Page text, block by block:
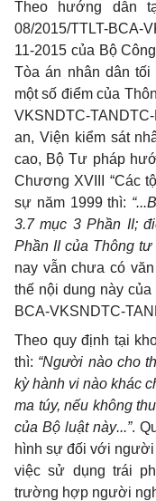
Theo hướng dẫn
08/2015/TTLT-
11-2015 của Bộ
Tòa án nhân dân
một số điểm của
VKSNDTC-
an, Viện kiểm sát
cao, Bộ Tư pháp
Chương XVIII “Các
sự năm 1999 thì:
3.7 mục 3 Phần II;
Phần II của Thông tư
nay vẫn chưa có
thế nội dung này
BCA-VKSNDTC-
Theo quy định tại
thì: “Người nào cho
kỳ hành vi nào khác
ma túy, nếu không
của Bộ luật này...”.
hình sự đối với người
việc sử dụng trái
trường hợp người